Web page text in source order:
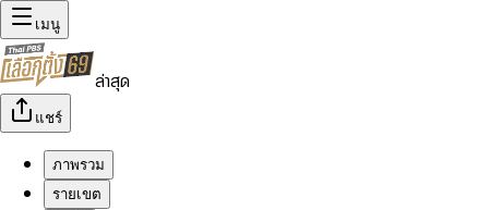
เมนู
ล่าสุด
แชร์
ภาพรวม
รายเขต